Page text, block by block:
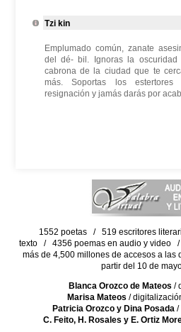
Tzi kin
Emplumado común, zanate
del dé- bil. Ignoras la
cabrona de la ciudad que te
más. Soportas los estertores
resignación y jamás darás por
1552 poetas / 519 escritores
texto / 4356 poemas en audio y video
más de 4,500 millones de accesos a las
partir del 10 de
Blanca Orozco de Mateos /
Marisa Mateos /
Patricia Orozco y Dina Posada/
C. Feito, H. Rosales y E. Ortiz